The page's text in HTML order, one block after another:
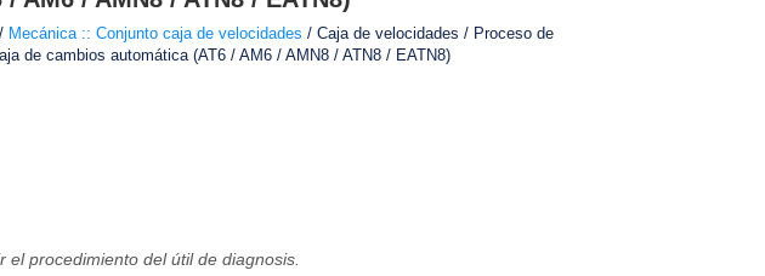
Mecánica :: Conjunto caja de velocidades / Caja de velocidades / Proceso de
de cambios automática (AT6 / AM6 / AMN8 / ATN8 / EATN8)
procedimiento del útil de diagnosis.